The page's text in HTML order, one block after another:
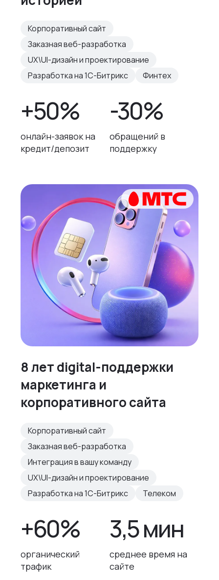
Корпоративный сайт
Заказная веб-разработка
UX\UI-дизайн и проектирование
Разработка на 1С-Битрикс
Финтех
+50%
онлайн-заявок на
кредит/депозит
-30%
обращений в
поддержку
8 лет digital-поддержки
маркетинга и
корпоративного сайта
Корпоративный сайт
Заказная веб-разработка
Интеграция в вашу команду
UX\UI-дизайн и проектирование
Разработка на 1С-Битрикс
Телеком
+60%
органический
трафик
3,5 мин
среднее время на
сайте